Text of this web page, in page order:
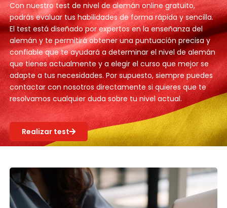
Con nuestro test de nivel de alemán online gratuito,
podrás evaluar tus habilidades de forma rápida y sencilla.
El test está diseñado por expertos en la enseñanza del
alemán y te permitirá obtener una puntuación precisa y
confiable que te ayudará a determinar el nivel de alemán
que tienes actualmente y a elegir el curso que mejor se
adapte a tus necesidades. Por supuesto, siempre puedes
contactar con nosotros directamente si quieres que te
resolvamos cualquier duda sobre tu nivel actual.
Realizar test